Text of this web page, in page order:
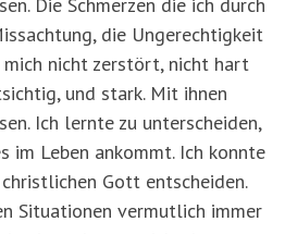
Die Schmerzen die ich durch
die Ungerechtigkeit
mich nicht zerstört, nicht hart
und stark. Mit ihnen
Ich lernte zu unterscheiden,
im Leben ankommt. Ich konnte
Gott entscheiden.
Situationen vermutlich immer